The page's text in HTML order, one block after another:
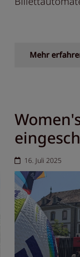
Mehr
16. Juli 2025